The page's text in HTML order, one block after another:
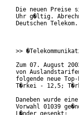
Die neuen Preise
Uhr g�ltig.
Deutschen Telekom.
>>
Zum 07. August
von
folgende neue
T�rkei - 12,5;
Daneben wurde
Vorwahl 01039
L�nder gesenkt: